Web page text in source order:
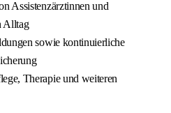
Assistenzärztinnen und
Alltag
sowie kontinuierliche
Therapie und weiteren